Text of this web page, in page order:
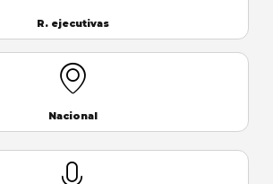
R. ejecutivas
Nacional